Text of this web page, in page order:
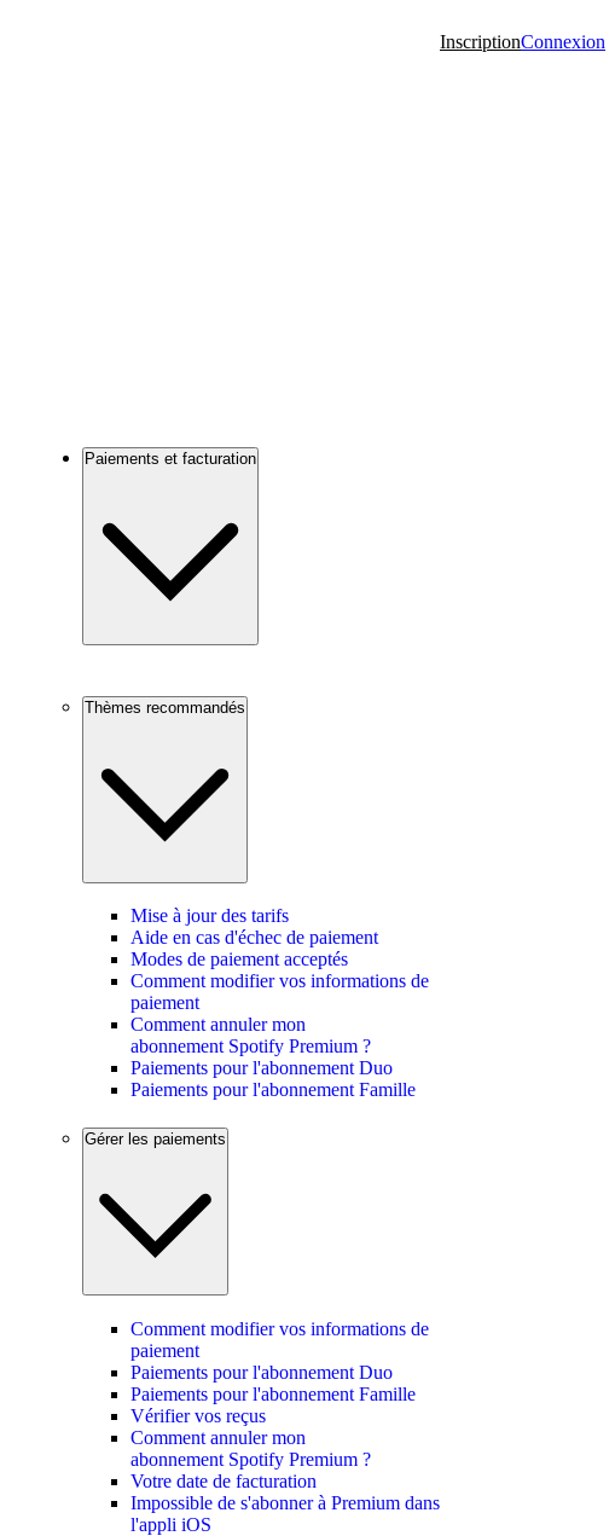
InscriptionConnexion
Paiements et facturation
Thèmes recommandés
Mise à jour des tarifs
Aide en cas d'échec de paiement
Modes de paiement acceptés
Comment modifier vos informations de
paiement
Comment annuler mon
abonnement Spotify Premium ?
Paiements pour l'abonnement Duo
Paiements pour l'abonnement Famille
Gérer les paiements
Comment modifier vos informations de
paiement
Paiements pour l'abonnement Duo
Paiements pour l'abonnement Famille
Vérifier vos reçus
Comment annuler mon
abonnement Spotify Premium ?
Votre date de facturation
Impossible de s'abonner à Premium dans
l'appli iOS